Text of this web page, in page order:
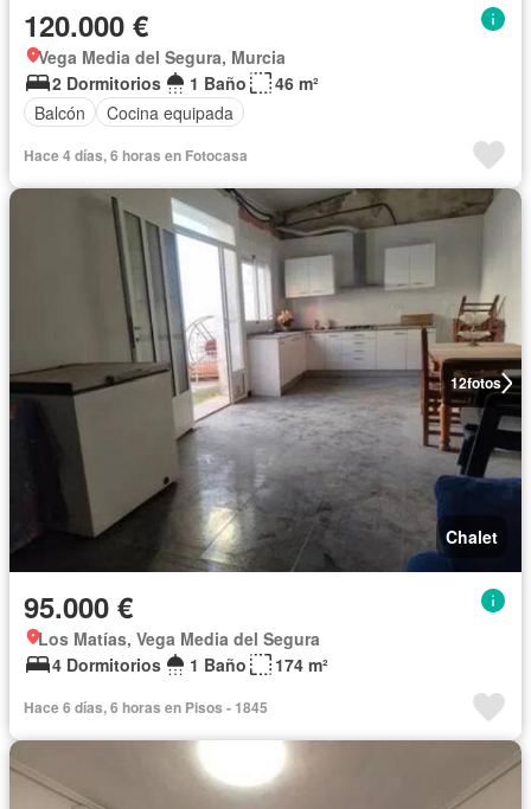
120.000 €
Vega Media del Segura, Murcia
2 Dormitorios
1 Baño
46 m²
Balcón
Cocina equipada
Hace 4 días, 6 horas en Fotocasa
12fotos
Chalet
95.000 €
Los Matías, Vega Media del Segura
4 Dormitorios
1 Baño 174 m²
Hace 6 días, 6 horas en Pisos - 1845